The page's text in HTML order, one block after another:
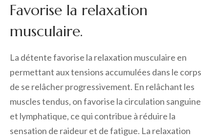
Favorise la relaxation
musculaire.
La détente favorise la relaxation musculaire en
permettant aux tensions accumulées dans le corps
de se relâcher progressivement. En relâchant les
muscles tendus, on favorise la circulation sanguine
et lymphatique, ce qui contribue à réduire la
sensation de raideur et de fatigue. La relaxation